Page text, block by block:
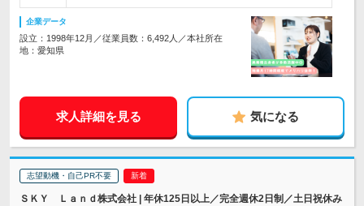
企業データ
設立：1998年12月／従業員数：6,492人／本社所在
地：愛知県
求人詳細を見る 気になる
志望動機・自己PR不要
ＳＫＹ Ｌａｎｄ株式会社 | 年休125日以上／完全週休2日制／土日祝休み